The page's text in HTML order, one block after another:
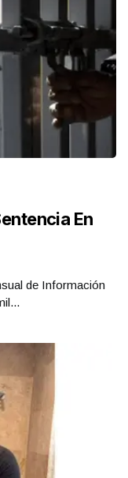
En
de Información